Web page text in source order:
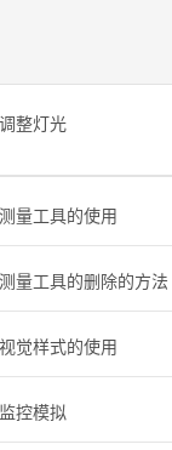
整灯光
量工具的使用
量工具的删除的方法
觉样式的使用
控模拟